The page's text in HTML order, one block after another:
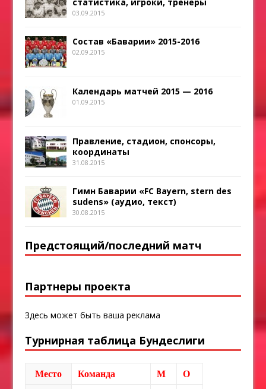
03.09.2015
Состав «Баварии» 2015-2016
02.09.2015
Календарь матчей 2015 — 2016
01.09.2015
Правление, стадион, спонсоры,
координаты
31.08.2015
Гимн Баварии «FC Bayern, stern des
sudens» (аудио, текст)
30.08.2015
Предстоящий/последний матч
Партнеры проекта
Здесь может быть ваша реклама
Турнирная таблица Бундеслиги
Место Команда М О